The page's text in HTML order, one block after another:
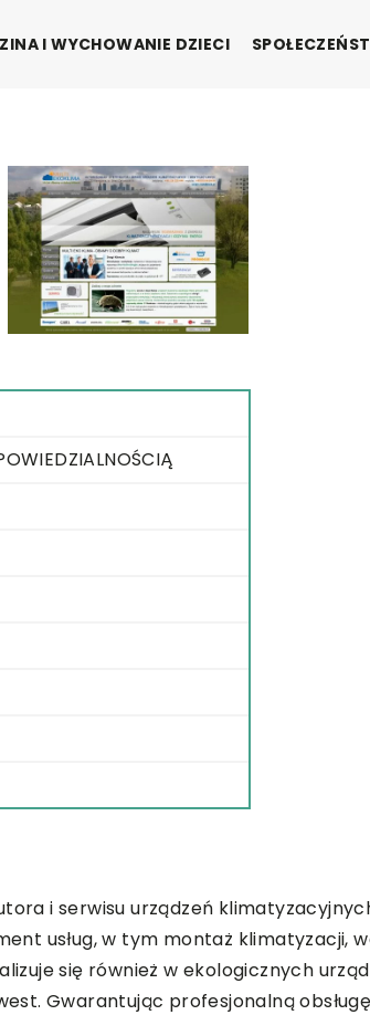
I WYCHOWANIE DZIECI
i serwisu urządzeń
usług, w tym montaż klimatyzacji,
się również w ekologicznych
Gwarantując profesjonalną